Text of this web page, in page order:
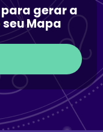
gerar a
Mapa